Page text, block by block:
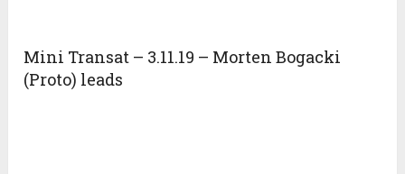
Mini Transat – 3.11.19 – Morten Bogacki
(Proto) leads